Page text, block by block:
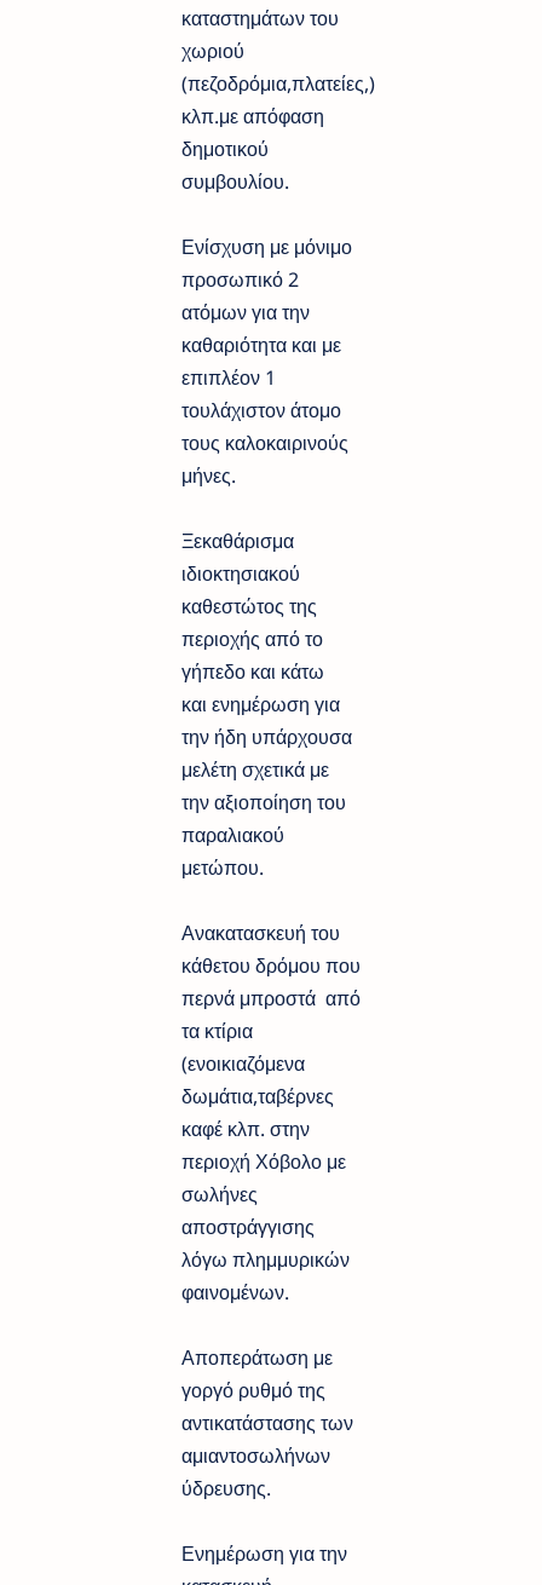
καταστημάτων του
χωριού
(πεζοδρόμια,πλατείες,)
κλπ.με απόφαση
δημοτικού
συμβουλίου.
Ενίσχυση με μόνιμο
προσωπικό 2
ατόμων για την
καθαριότητα και με
επιπλέον 1
τουλάχιστον άτομο
τους καλοκαιρινούς
μήνες.
Ξεκαθάρισμα
ιδιοκτησιακού
καθεστώτος της
περιοχής από το
γήπεδο και κάτω
και ενημέρωση για
την ήδη υπάρχουσα
μελέτη σχετικά με
την αξιοποίηση του
παραλιακού
μετώπου.
Ανακατασκευή του
κάθετου δρόμου που
περνά μπροστά από
τα κτίρια
(ενοικιαζόμενα
δωμάτια,ταβέρνες
καφέ κλπ. στην
περιοχή Χόβολο με
σωλήνες
αποστράγγισης
λόγω πλημμυρικών
φαινομένων.
Αποπεράτωση με
γοργό ρυθμό της
αντικατάστασης των
αμιαντοσωλήνων
ύδρευσης.
Ενημέρωση για την